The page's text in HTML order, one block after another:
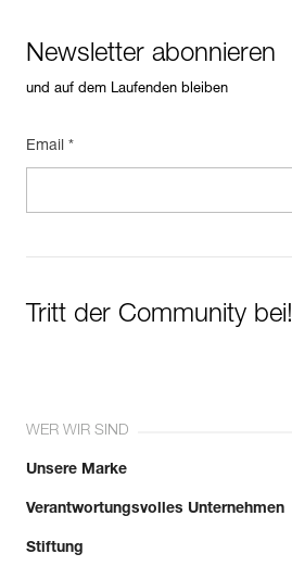
Newsletter abonnieren
und auf dem Laufenden bleiben
Email *
Tritt der Community bei!
WER WIR SIND
Unsere Marke
Verantwortungsvolles Unternehmen
Stiftung